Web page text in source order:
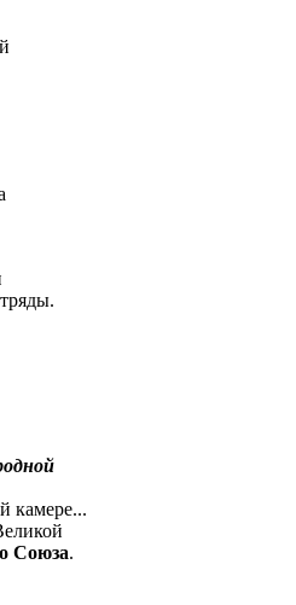
камере...
Союза.